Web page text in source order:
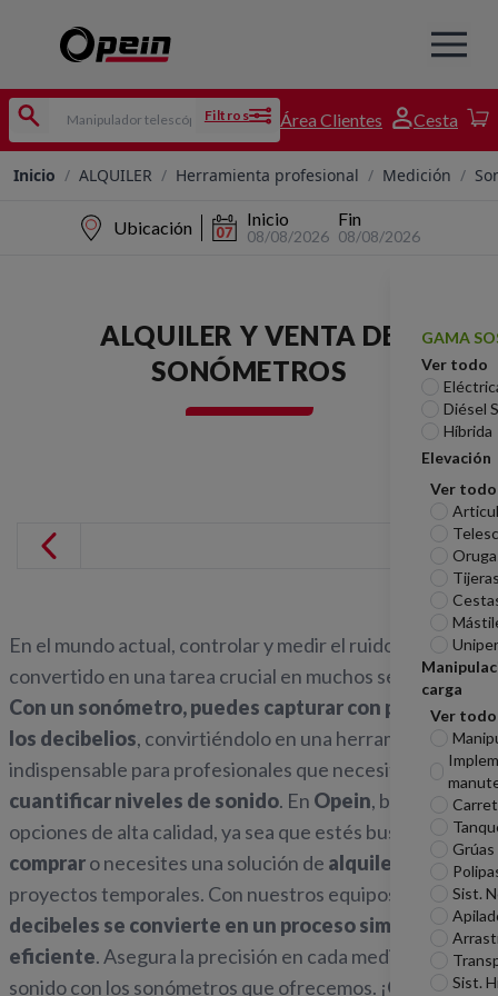
Filtros Área Clientes Cesta
Inicio / ALQUILER / Herramienta profesional / Medición /
Ubicación Inicio
08/08/2026
Fin
08/08/2026
GAMA
Ver todo
Diésel
Híbrida
Elevación
Ver todo
carga
Ver todo
Grúas
Sist.
Sist.
ALQUILER Y VENTA DE
SONÓMETROS
En el mundo actual, controlar y medir el ruido se ha
convertido en una tarea crucial en muchos sectores.
Con un sonómetro, puedes capturar con precisión
los decibelios, convirtiéndolo en una herramienta
indispensable para profesionales que necesitan
cuantificar niveles de sonido. En Opein, brindamos
opciones de alta calidad, ya sea que estés buscando
compraro necesites una solución de alquiler
para tus
proyectos temporales. Con nuestros equipos,
medir
decibeles se convierte en un proceso simple y
eficiente. Asegura la precisión en cada medición de
sonido con los sonómetros que ofrecemos. ¡Opta por